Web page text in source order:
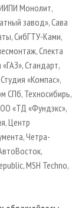
Монолит,
завод», Сава
СибГТУ-Ками,
Спекта
Стандарт,
«Компас»,
СПб, Техносибирь,
«ТД «Фундэкс»,
Центр
Четра-
MSH Techno,